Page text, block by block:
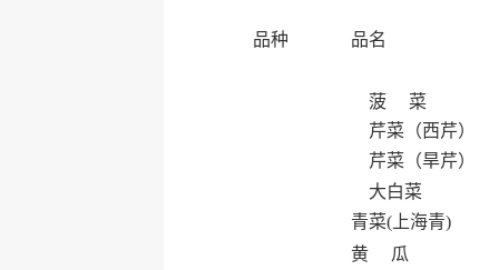
品种 品名
菠 菜
芹菜（西芹）
芹菜（旱芹）
大白菜
青菜(上海青)
黄 瓜